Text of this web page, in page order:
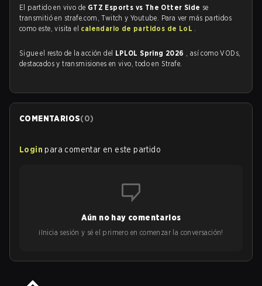
El partido en vivo de GTZ Esports vs The Otter Side se
transmitió en strafe.com, Twitch y Youtube. Para ver más partidos
como este, visita el calendario de partidos de LoL .
Sigue el resto de la acción del LPLOL Spring 2026 , así como VODs,
destacados y transmisiones en vivo, todo en Strafe.
COMENTARIOS(0)
Login para comentar en este partido
Aún no hay comentarios
¡Inicia sesión y sé el primero en comenzar la conversación!